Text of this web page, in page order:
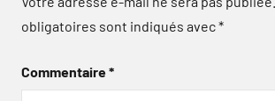
obligatoires sont indiqués avec*
Commentaire*